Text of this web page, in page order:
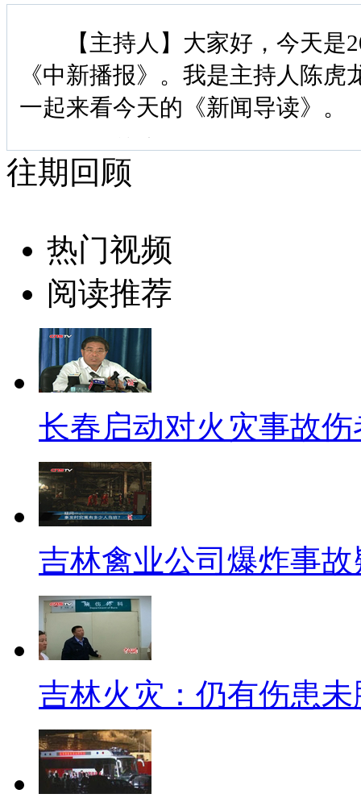
【主持人】大家好，今天是
《中新播报》。我是主持人陈
一起来看今天的《新闻导读》。
头条关注：驾照直考是否会成
网言网语为您带来：工信部表
此外还有新闻地图：中国自
一大头条
标题：驾照直考是看上去很
【口播】想要成为有车一族
难、学费贵、车牌贵。最近，公
消息，不过很快就有人发现，
行很难。直考为什么不能真正
者进行了调查采访。
标题：“自学成才”难保通过率
【同期】石家庄市驾驶人管
现在我们这儿不办直考，(原
么取消了)因为人太多，并且考
【解说】2009年石家庄就实
例规定：在道路上学习驾驶，
理部门指定的路线、时间进行”
往期回顾
热门视频
阅读推荐
长春启动对火灾事故
吉林禽业公司爆炸事
吉林火灾：仍有伤患